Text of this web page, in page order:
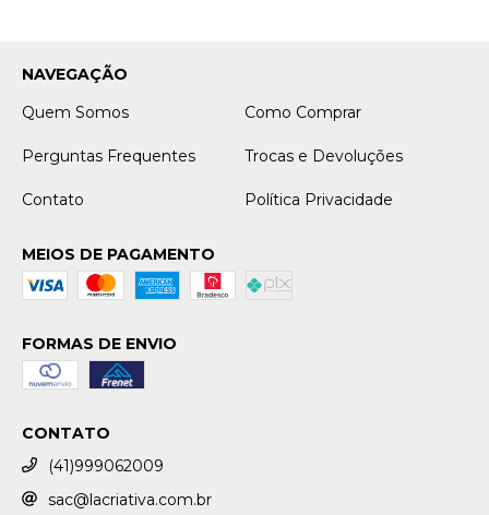
NAVEGAÇÃO
Quem Somos
Como Comprar
Perguntas Frequentes Trocas e Devoluções
Contato Política Privacidade
MEIOS DE PAGAMENTO
FORMAS DE ENVIO
CONTATO
(41)999062009
sac@lacriativa.com.br